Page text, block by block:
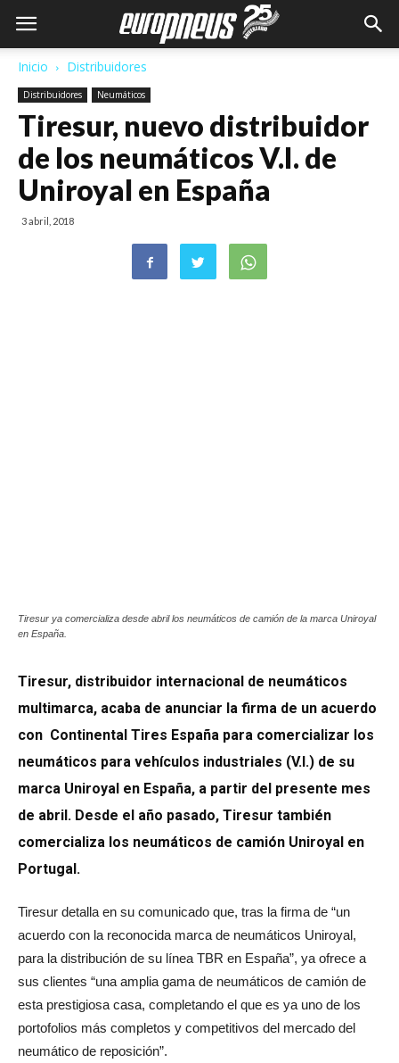
Inicio Distribuidores
Distribuidores Neumáticos
Tiresur, nuevo distribuidor
de los neumáticos V.I. de
Uniroyal en España
3 abril, 2018
Tiresur ya comercializa desde abril los neumáticos de camión de la marca Uniroyal
en España.
Tiresur, distribuidor internacional de neumáticos
multimarca, acaba de anunciar la firma de un acuerdo
con Continental Tires España para comercializar los
neumáticos para vehículos industriales (V.I.) de su
marca Uniroyal en España, a partir del presente mes
de abril. Desde el año pasado, Tiresur también
comercializa los neumáticos de camión Uniroyal en
Portugal.
Tiresur detalla en su comunicado que, tras la firma de “un
acuerdo con la reconocida marca de neumáticos Uniroyal,
para la distribución de su línea TBR en España”, ya ofrece a
sus clientes “una amplia gama de neumáticos de camión de
esta prestigiosa casa, completando el que es ya uno de los
portofolios más completos y competitivos del mercado del
neumático de reposición”.